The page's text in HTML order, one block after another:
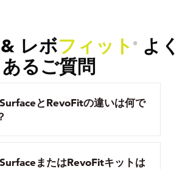
& レボフィット ®
よく
あるご質問
とRevoFitの違いは何で
またはRevoFitキットは